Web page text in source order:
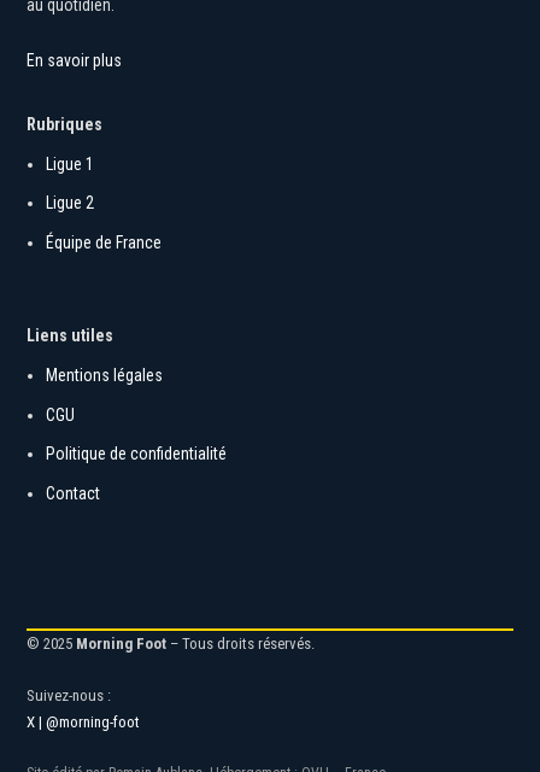
Nous couvrons la Ligue 1, la Ligue 2, le Mercato et l’équipe de France
Rubriques
Ligue 1
Ligue 2
Liens utiles
Mentions légales
CGU
Politique de confidentialité
Suivez-nous :